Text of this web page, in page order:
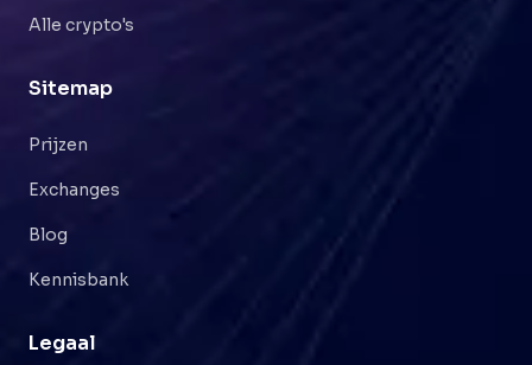
Alle crypto's
Sitemap
Prijzen
Exchanges
Blog
Kennisbank
Legaal